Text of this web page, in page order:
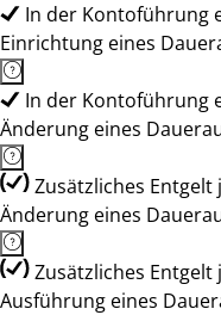
In der Kontoführung
Einrichtung eines
In der Kontoführung
Änderung eines
Zusätzliches Entgelt
Änderung eines
Zusätzliches Entgelt
Ausführung eines